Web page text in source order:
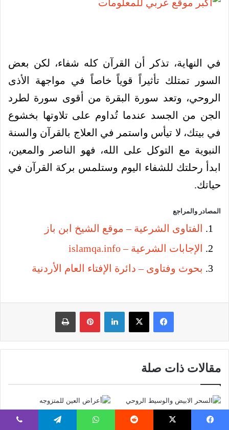
في النهاية، تذكر أن القرآن كله شفاء، لكن بعض
السور تمتلك تأثيراً قوياً خاصاً في مواجهة الأذى
الروحي، وتعد سورة البقرة من أقوى سورة لطرد
الجن من الجسد عندما تُداوم على تلاوتها بخشوع
في بيتك، لا تيأس واستمر في العلاج بالقرآن والسنة
النبوية مع التوكل على الله، فهو الناصر والمعين،
ابدأ رحلتك للشفاء اليوم وستلمس بركة القرآن في
حياتك.
المصادر والمراجع
الفتاوى الشرعية – موقع الشيخ ابن باز
الإجابات الشرعية – islamqa.info
بحوث وفتاوى – دائرة الإفتاء العام الأردنية
فيسبوك لينكدإن بينتيريست
مقالات ذات صلة
السحر الابيض والوسيط
أعراض العين للمتزوجه